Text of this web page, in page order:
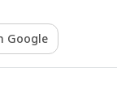
Google